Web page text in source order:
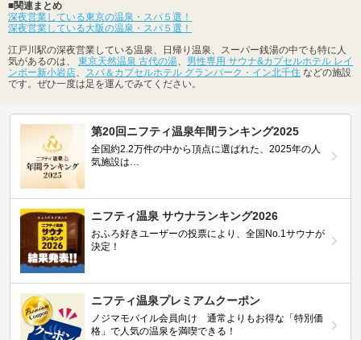
■関連まとめ
深夜営業している東京の温泉・スパ５選！
深夜営業している大阪の温泉・スパ５選！
江戸川駅の深夜営業している温泉、日帰り温泉、スーパー銭湯の中でも特に人
気があるのは、 東京天然温泉 古代の湯、 男性専用 サウナ&カプセルホテル レイ
ンボー新小岩店、 スパ＆カプセルホテル グランパーク・イン北千住 などの施設
です。ぜひ一度は足を運んでみてください。
第20回ニフティ温泉年間ランキング2025
全国約2.2万件の中から頂点に選ばれた、2025年の人
気施設は…
ニフティ温泉 サウナランキング2026
おふろ好きユーザーの投票により、全国No.1サウナが
決定！
ニフティ温泉プレミアムクーポン
ノジマモバイル会員向け 通常よりもお得な「特別価
格」で人気の温泉を満喫できる！